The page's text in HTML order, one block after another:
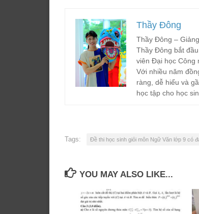
Thầy Đông
Thầy Đông –
Thầy Đông bắt
viên Đại học Công
Với nhiều năm
ràng, dễ hiểu và
học tập cho học
Tags: Đề thi học sinh giỏi môn Ngữ Văn lớp 9 có
YOU MAY ALSO LIKE...